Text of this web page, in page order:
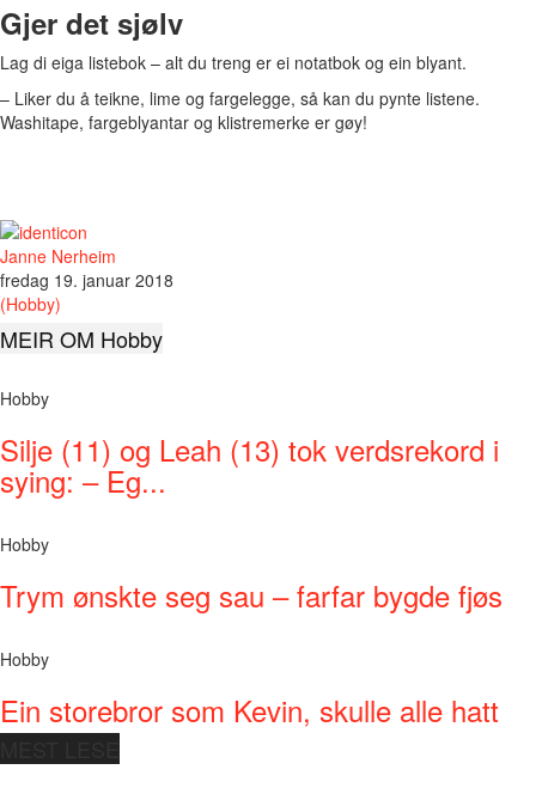
Gjer det sjølv
Lag di eiga listebok – alt du treng er ei notatbok og ein blyant.
– Liker du å teikne, lime og fargelegge, så kan du pynte listene.
Washitape, fargeblyantar og klistremerke er gøy!
Janne Nerheim
fredag 19. januar 2018
(Hobby)
MEIR OM Hobby
Hobby
Silje (11) og Leah (13) tok verdsrekord i
sying: – Eg...
Hobby
Trym ønskte seg sau – farfar bygde fjøs
Hobby
Ein storebror som Kevin, skulle alle hatt